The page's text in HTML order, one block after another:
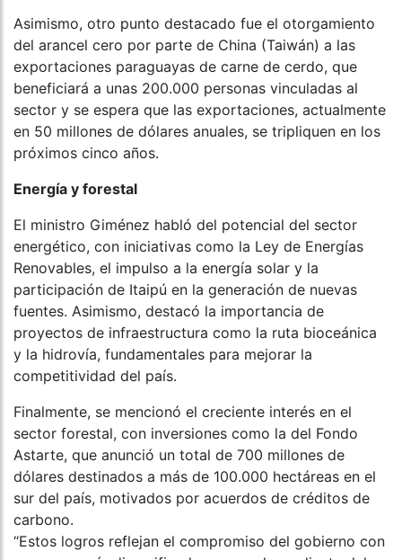
Asimismo, otro punto destacado fue el otorgamiento
del arancel cero por parte de China (Taiwán) a las
exportaciones paraguayas de carne de cerdo, que
beneficiará a unas 200.000 personas vinculadas al
sector y se espera que las exportaciones, actualmente
en 50 millones de dólares anuales, se tripliquen en los
próximos cinco años.
Energía y forestal
El ministro Giménez habló del potencial del sector
energético, con iniciativas como la Ley de Energías
Renovables, el impulso a la energía solar y la
participación de Itaipú en la generación de nuevas
fuentes. Asimismo, destacó la importancia de
proyectos de infraestructura como la ruta bioceánica
y la hidrovía, fundamentales para mejorar la
competitividad del país.
Finalmente, se mencionó el creciente interés en el
sector forestal, con inversiones como la del Fondo
Astarte, que anunció un total de 700 millones de
dólares destinados a más de 100.000 hectáreas en el
sur del país, motivados por acuerdos de créditos de
carbono.
“Estos logros reflejan el compromiso del gobierno con